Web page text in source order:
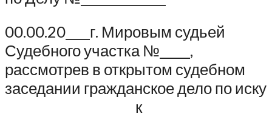
00.00.20____г. Мировым судьей
Судебного участка №_____,
рассмотрев в открытом судебном
заседании гражданское дело по иску
_____________________ к